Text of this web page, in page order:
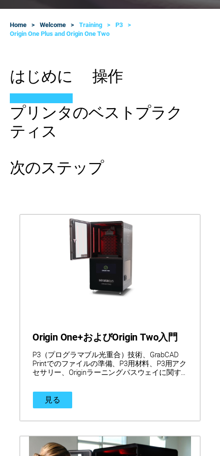
Home Welcome Training
P3
Origin One Plus and Origin One Two
はじめに
操作
プリンタのベストプラク
ティス
次のステップ
Origin One+およびOrigin Two入門
P3（プログラマブル光重合）技術、GrabCAD
Printでのファイルの準備、P3用材料、P3用アク
セサリー、Originラーニングパスウェイに関す
見る